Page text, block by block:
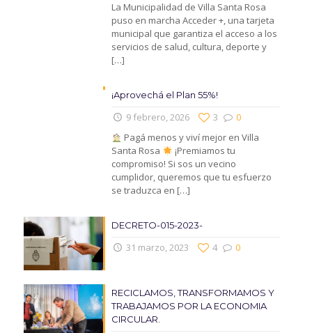
La Municipalidad de Villa Santa Rosa
puso en marcha Acceder +, una tarjeta
municipal que garantiza el acceso a los
servicios de salud, cultura, deporte y
[…]
¡Aprovechá el Plan 55%!
9 febrero, 2026 0
3
Pagá menos y viví mejor en Villa
Santa Rosa
¡Premiamos tu
compromiso! Si sos un vecino
cumplidor, queremos que tu esfuerzo
se traduzca en […]
DECRETO-015-2023-
31 marzo, 2023 0
4
RECICLAMOS, TRANSFORMAMOS Y
TRABAJAMOS POR LA ECONOMIA
CIRCULAR.